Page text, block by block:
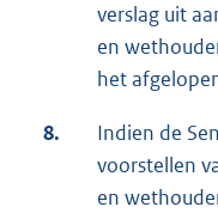
verslag uit
en
het
8.
Indien de
voorstellen
en